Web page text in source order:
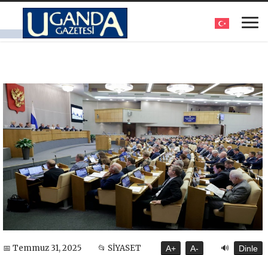
📅 Temmuz 31, 2025 📂 SİYASET A+ A- 🔊 Dinle